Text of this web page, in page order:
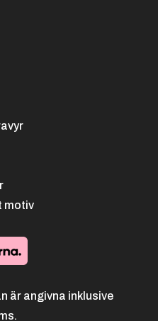
+4.25 kr
+4.25 kr
motiv
är angivna inklusive